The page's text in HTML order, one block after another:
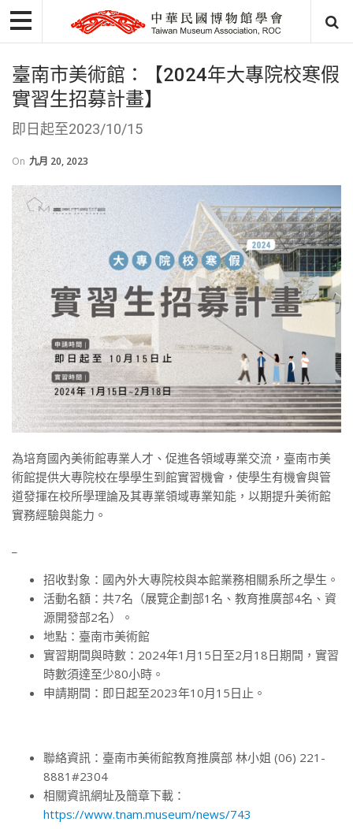
臺南市美術館：【2024年大專院校寒假
實習生招募計畫】
即日起至2023/10/15
On 九月 20, 2023
為培育國內美術館專業人才、促進各領域專業交流，臺南市美
術館提供大專院校在學學生到館實習機會，使學生有機會與管
道發揮在校所學理論及其專業領域專業知能，以期提升美術館
實務經驗與能力。
招收對象：國內外大專院校與本館業務相關系所之學生。
活動名額：共7名（展覽企劃部1名、教育推廣部4名、資
源開發部2名）。
地點：臺南市美術館
實習期間與時數：2024年1月15日至2月18日期間，實習
時數須達至少80小時。
申請期間：即日起至2023年10月15日止。
聯絡資訊：臺南市美術館教育推廣部 林小姐 (06) 221-
8881#2304
相關資訊網址及簡章下載：
https://www.tnam.museum/news/743